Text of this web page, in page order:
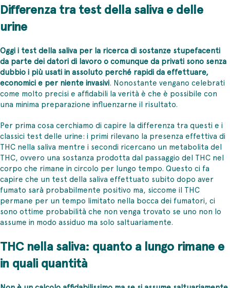
Differenza tra test della saliva e delle
urine
Oggi i test della saliva per la ricerca di sostanze stupefacenti
da parte dei datori di lavoro o comunque da privati sono senza
dubbio i più usati in assoluto perché rapidi da effettuare,
economici e per niente invasivi. Nonostante vengano celebrati
come molto precisi e affidabili la verità è che è possibile con
una minima preparazione influenzarne il risultato.
Per prima cosa cerchiamo di capire la differenza tra questi e i
classici test delle urine: i primi rilevano la presenza effettiva di
THC nella saliva mentre i secondi ricercano un metabolita del
THC, ovvero una sostanza prodotta dal passaggio del THC nel
corpo che rimane in circolo per lungo tempo. Questo ci fa
capire che un test della saliva effettuato subito dopo aver
fumato sarà probabilmente positivo ma, siccome il THC
permane per un tempo limitato nella bocca dei fumatori, ci
sono ottime probabilità che non venga trovato se uno non lo
assume in modo assiduo ma solo saltuariamente.
THC nella saliva: quanto a lungo rimane e
in quali quantità